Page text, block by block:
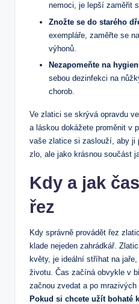
nemoci, je lepší zaměřit
Znožte se do starého
exempláře, zaměřte se
výhonů.
Nezapomeňte na
sebou dezinfekci na
chorob.
Ve zlatici se skrývá opravdu
a láskou dokážete proměnit v
vaše zlatice si zaslouží, aby ji
zlo, ale jako krásnou součást
Kdy a jak
řez
Kdy správně provádět řez
klade nejeden zahrádkář.
květy, je ideální stříhat na
životu. Čas začíná obvykle v
začnou zvedat a po
Pokud si chcete užít bohaté